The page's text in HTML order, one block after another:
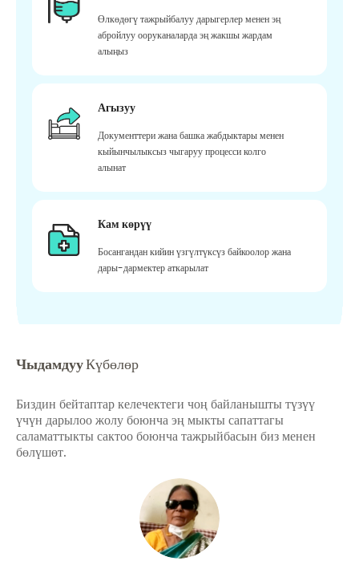
Өлкөдөгү тажрыйбалуу дарыгерлер менен эң
абройлуу ооруканаларда эң жакшы жардам
алыңыз
Агызуу
Документтери жана башка жабдыктары менен
кыйынчылыксыз чыгаруу процесси колго
алынат
Кам көрүү
Босангандан кийин үзгүлтүксүз байкоолор жана
дары-дармектер аткарылат
ЧыдамдууКүбөлөр
Биздин бейтаптар келечектеги чоң байланышты түзүү
үчүн дарылоо жолу боюнча эң мыкты сапаттагы
саламаттыкты сактоо боюнча тажрыйбасын биз менен
бөлүшөт.